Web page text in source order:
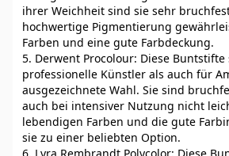
ihrer Weichheit sind sie sehr
hochwertige Pigmentierung
Farben und eine gute Farbdeckung.
5. Derwent Procolour: Diese
professionelle Künstler als auch für
ausgezeichnete Wahl. Sie sind
auch bei intensiver Nutzung nicht
lebendigen Farben und die gute
sie zu einer beliebten Option.